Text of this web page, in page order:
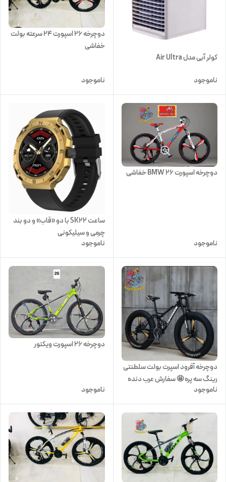
کولر آبی مدل Air Ultra
ناموجود
دوچرخه ۲۶ اسپورت ۲۴ سرعته بولت
خفاشی
ناموجود
دوچرخه اسپورت 26 BMW خفاشی
ناموجود
ساعت SK22 با دو «قاب» و دو بند
چرمی و سیلیکونی
ناموجود
دوچرخه آفرود اسپرت بولت سلطنتی
رینگ سه پره 🤩 سفارش عرب دنده
خفاشی سایز 26
ناموجود
دوچرخه ۲۶ اسپورت ویکتور
ناموجود